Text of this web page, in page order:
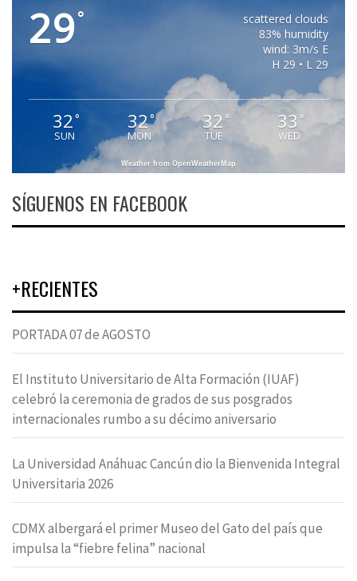
29°
scattered clouds
83% humidity
wind: 3m/s E
H 29 • L 29
32°
SUN
32°
MON
32 °
TUE
33 °
WED
Weather from OpenWeatherMap
SÍGUENOS EN FACEBOOK
+RECIENTES
PORTADA 07 de AGOSTO
El Instituto Universitario de Alta Formación (IUAF)
celebró la ceremonia de grados de sus posgrados
internacionales rumbo a su décimo aniversario
La Universidad Anáhuac Cancún dio la Bienvenida Integral
Universitaria 2026
CDMX albergará el primer Museo del Gato del país que
impulsa la “fiebre felina” nacional